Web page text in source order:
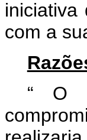
iniciativa
com a
“ O